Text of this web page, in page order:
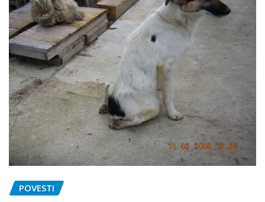
POVESTI